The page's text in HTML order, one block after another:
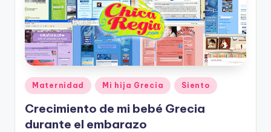
Posted
in
Maternidad Mi hija Grecia Siento
Crecimiento de mi bebé Grecia
durante el embarazo